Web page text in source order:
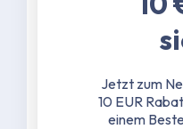
Mehr erfahren
Jetzt zum
10 EUR
einem